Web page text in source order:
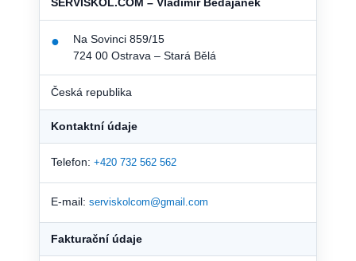
●
Na Sovinci 859/15
724 00 Ostrava – Stará Bělá
Česká republika
Kontaktní údaje
Telefon: +420 732 562 562
E-mail: serviskolcom@gmail.com
Fakturační údaje